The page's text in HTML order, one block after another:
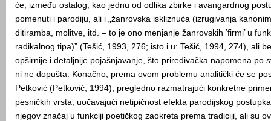
će, između ostalog, kao jednu od odlika zbirke i avangardnog
pomenuti i parodiju, ali i „žanrovska iskliznuća (izrugivanja
ditiramba, molitve, itd. – to je ono menjanje žanrovskih ’firmi’ u
radikalnog tipa)” (Tešić, 1993, 276; isto i u: Tešić, 1994, 274), ali
opširnije i detaljnije pojašnjavanje, što priređivačka napomena po
ni ne dopušta. Konačno, prema ovom problemu analitički će se
Petković (Petković, 1994), pregledno razmatrajući konkretne
pesničkih vrsta, uočavajući netipičnost efekta parodijskog
njegov značaj u funkciji poetičkog zaokreta prema tradiciji, ali su